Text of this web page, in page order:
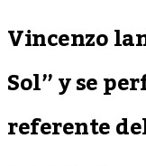
Vincenzo
Sol” y se
referente